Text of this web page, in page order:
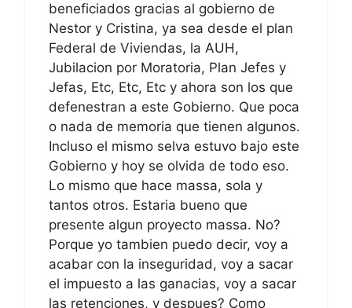
beneficiados gracias al gobierno de
Nestor y Cristina, ya sea desde el plan
Federal de Viviendas, la AUH,
Jubilacion por Moratoria, Plan Jefes y
Jefas, Etc, Etc, Etc y ahora son los que
defenestran a este Gobierno. Que poca
o nada de memoria que tienen algunos.
Incluso el mismo selva estuvo bajo este
Gobierno y hoy se olvida de todo eso.
Lo mismo que hace massa, sola y
tantos otros. Estaria bueno que
presente algun proyecto massa. No?
Porque yo tambien puedo decir, voy a
acabar con la inseguridad, voy a sacar
el impuesto a las ganacias, voy a sacar
las retenciones, y despues? Como